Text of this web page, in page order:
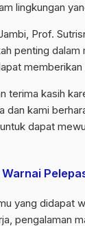
lingkungan
Prof.
penting
terima kasih
dan kami
dapat
yang didapat
pengalaman